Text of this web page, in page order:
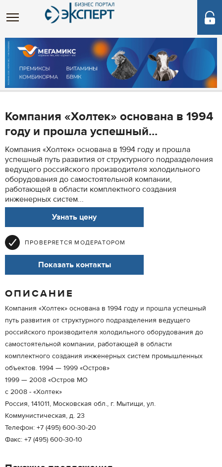
Компания «Холтек» основана в 1994
году и прошла успешный...
Компания «Холтек» основана в 1994 году и прошла
успешный путь развития от структурного подразделения
ведущего российского производителя холодильного
оборудования до самостоятельной компании,
работающей в области комплектного создания
инженерных систем...
Узнать цену
ПРОВЕРЯЕТСЯ МОДЕРАТОРОМ
Показать контакты
ОПИСАНИЕ
Компания «Холтек» основана в 1994 году и прошла успешный
путь развития от структурного подразделения ведущего
российского производителя холодильного оборудования до
самостоятельной компании, работающей в области
комплектного создания инженерных систем промышленных
объектов. 1994 — 1999 «Остров»
1999 — 2008 «Остров МО
с 2008 - «Холтек»
Россия, 141011, Московская обл., г. Мытищи, ул.
Коммунистическая, д. 23
Телефон: +7 (495) 600-30-20
Факс: +7 (495) 600-30-10